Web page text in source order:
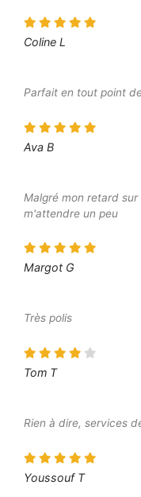
Coline L
Parfait en tout point
Ava B
Malgré mon retard
m'attendre un peu
Margot G
Très polis
Tom T
Rien à dire, services
Youssouf T